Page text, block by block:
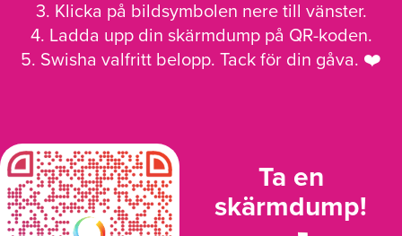
3. Klicka på bildsymbolen nere till vänster.
4. Ladda upp din skärmdump på QR-koden.
5. Swisha valfritt belopp. Tack för din gåva. ❤️
Ta en
skärmdump!